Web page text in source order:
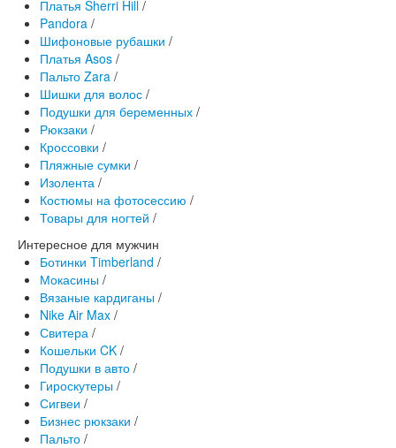
Платья Sherri Hill /
Pandora /
Шифоновые рубашки /
Платья Asos /
Пальто Zara /
Шишки для волос /
Подушки для беременных /
Рюкзаки /
Кроссовки /
Пляжные сумки /
Изолента /
Костюмы на фотосессию /
Товары для ногтей /
Интересное для мужчин
Ботинки Timberland /
Мокасины /
Вязаные кардиганы /
Nike Air Max /
Свитера /
Кошельки CK /
Подушки в авто /
Гироскутеры /
Сигвеи /
Бизнес рюкзаки /
Пальто /